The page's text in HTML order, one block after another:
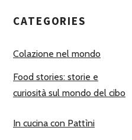
CATEGORIES
Colazione nel mondo
Food stories: storie e
curiosità sul mondo del cibo
In cucina con Pattìni